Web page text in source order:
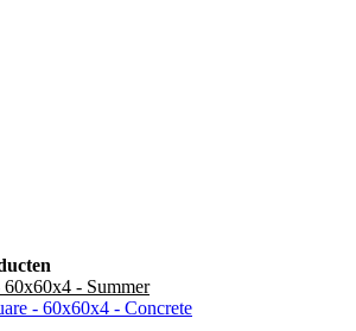
60x60x4 - Summer
- 60x60x4 - Concrete